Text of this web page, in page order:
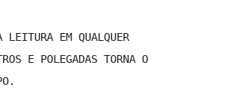
EM QUALQUER
E POLEGADAS TORNA O